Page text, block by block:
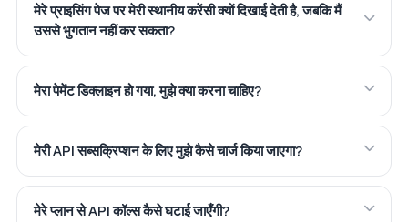
मेरे प्राइसिंग पेज पर मेरी स्थानीय करेंसी क्यों दिखाई देती है, जबकि मैं
उससे भुगतान नहीं कर सकता?
मेरा पेमेंट डिक्लाइन हो गया, मुझे क्या करना चाहिए?
मेरी API सब्सक्रिप्शन के लिए मुझे कैसे चार्ज किया जाएगा?
मेरे प्लान से API कॉल्स कैसे घटाई जाएँगी?